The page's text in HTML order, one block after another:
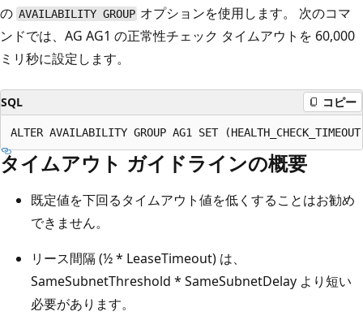
の AVAILABILITY GROUP オプションを使用します。 次のコマ
ンドでは、AG AG1 の正常性チェック タイムアウトを 60,000
ミリ秒に設定します。
SQL コピー
タイムアウト ガイドラインの概要
既定値を下回るタイムアウト値を低くすることはお勧め
できません。
リース間隔 (½ * LeaseTimeout) は、
SameSubnetThreshold * SameSubnetDelay より短い
必要があります。